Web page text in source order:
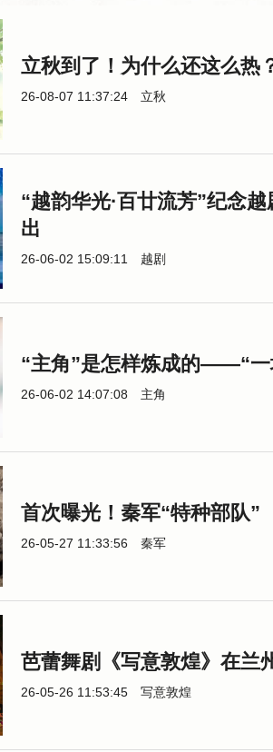
立秋到了！为什么还这么热
26-08-07 11:37:24 立秋
“越韵华光·百廿流芳”纪念
出
26-06-02 15:09:11 越剧
“主角”是怎样炼成的——“一
26-06-02 14:07:08 主角
首次曝光！秦军“特种部队”
26-05-27 11:33:56 秦军
芭蕾舞剧《写意敦煌》在兰
26-05-26 11:53:45 写意敦煌